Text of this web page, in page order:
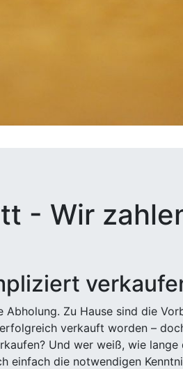
- Wir
Zu Hause sind die
verkauft worden –
Und wer weiß, wie lange
einfach die notwendigen